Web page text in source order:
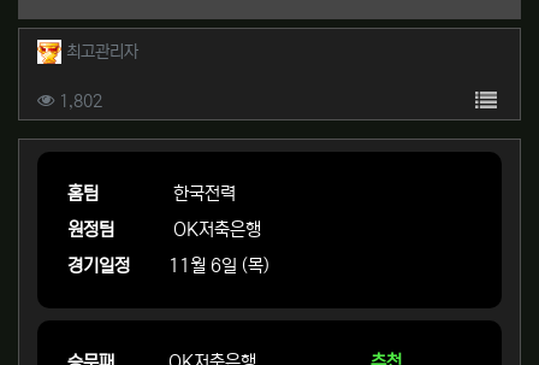
작성자 정보
최고관리자작성
컨텐츠 정보
1,802 목록
본문
홈팀
한국전력
원정팀
OK저축은행
경기일정
11월 6일 (목)